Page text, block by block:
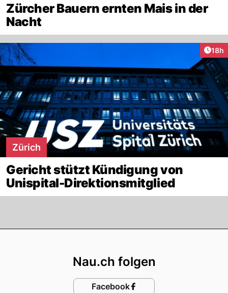
Zürcher Bauern ernten Mais in der
Nacht
18h
Zürich
Gericht stützt Kündigung von
Unispital-Direktionsmitglied
Nau.ch folgen
Facebook